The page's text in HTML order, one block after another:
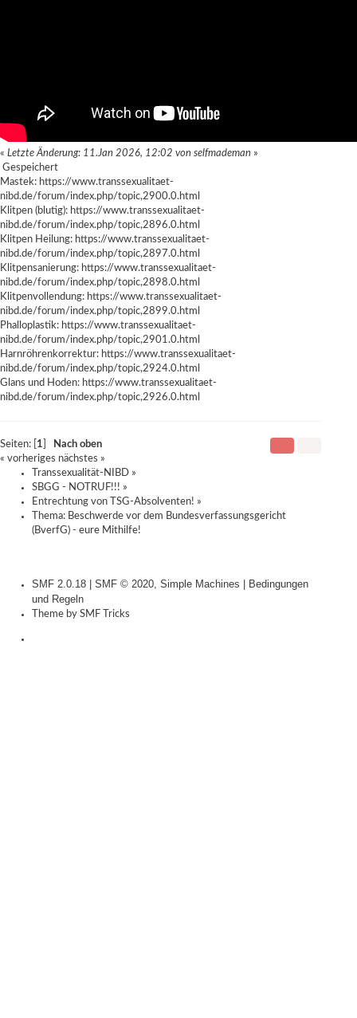
« Letzte Änderung: 11.Jan 2026, 12:02 von selfmademan »
Gespeichert
Mastek: https://www.transsexualitaet-
nibd.de/forum/index.php/topic,2900.0.html
Klitpen (blutig): https://www.transsexualitaet-
nibd.de/forum/index.php/topic,2896.0.html
Klitpen Heilung: https://www.transsexualitaet-
nibd.de/forum/index.php/topic,2897.0.html
Klitpensanierung: https://www.transsexualitaet-
nibd.de/forum/index.php/topic,2898.0.html
Klitpenvollendung: https://www.transsexualitaet-
nibd.de/forum/index.php/topic,2899.0.html
Phalloplastik: https://www.transsexualitaet-
nibd.de/forum/index.php/topic,2901.0.html
Harnröhrenkorrektur: https://www.transsexualitaet-
nibd.de/forum/index.php/topic,2924.0.html
Glans und Hoden: https://www.transsexualitaet-
nibd.de/forum/index.php/topic,2926.0.html
Seiten: [ 1
Nach oben
« vorheriges nächstes »
Transsexualität-NIBD »
SBGG - NOTRUF!!! »
Entrechtung von TSG-Absolventen! »
Thema: Beschwerde vor dem Bundesverfassungsgericht
(BverfG) - eure Mithilfe!
SMF 2.0.18 SMF © 2020, Simple Machines
Bedingungen
und Regeln
Theme by SMF Tricks